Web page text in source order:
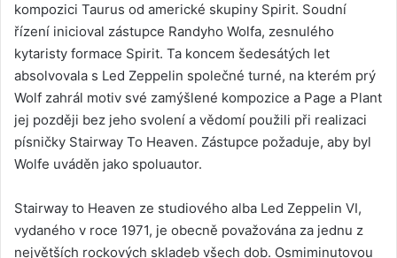
kompozici Taurus od americké skupiny Spirit. Soudní
řízení inicioval zástupce Randyho Wolfa, zesnulého
kytaristy formace Spirit. Ta koncem šedesátých let
absolvovala s Led Zeppelin společné turné, na kterém prý
Wolf zahrál motiv své zamýšlené kompozice a Page a Plant
jej později bez jeho svolení a vědomí použili při realizaci
písničky Stairway To Heaven. Zástupce požaduje, aby byl
Wolfe uváděn jako spoluautor.
Stairway to Heaven ze studiového alba Led Zeppelin VI,
vydaného v roce 1971, je obecně považována za jednu z
největších rockových skladeb všech dob. Osmiminutovou